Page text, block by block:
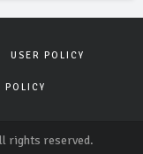
USER POLICY
POLICY
rights reserved.